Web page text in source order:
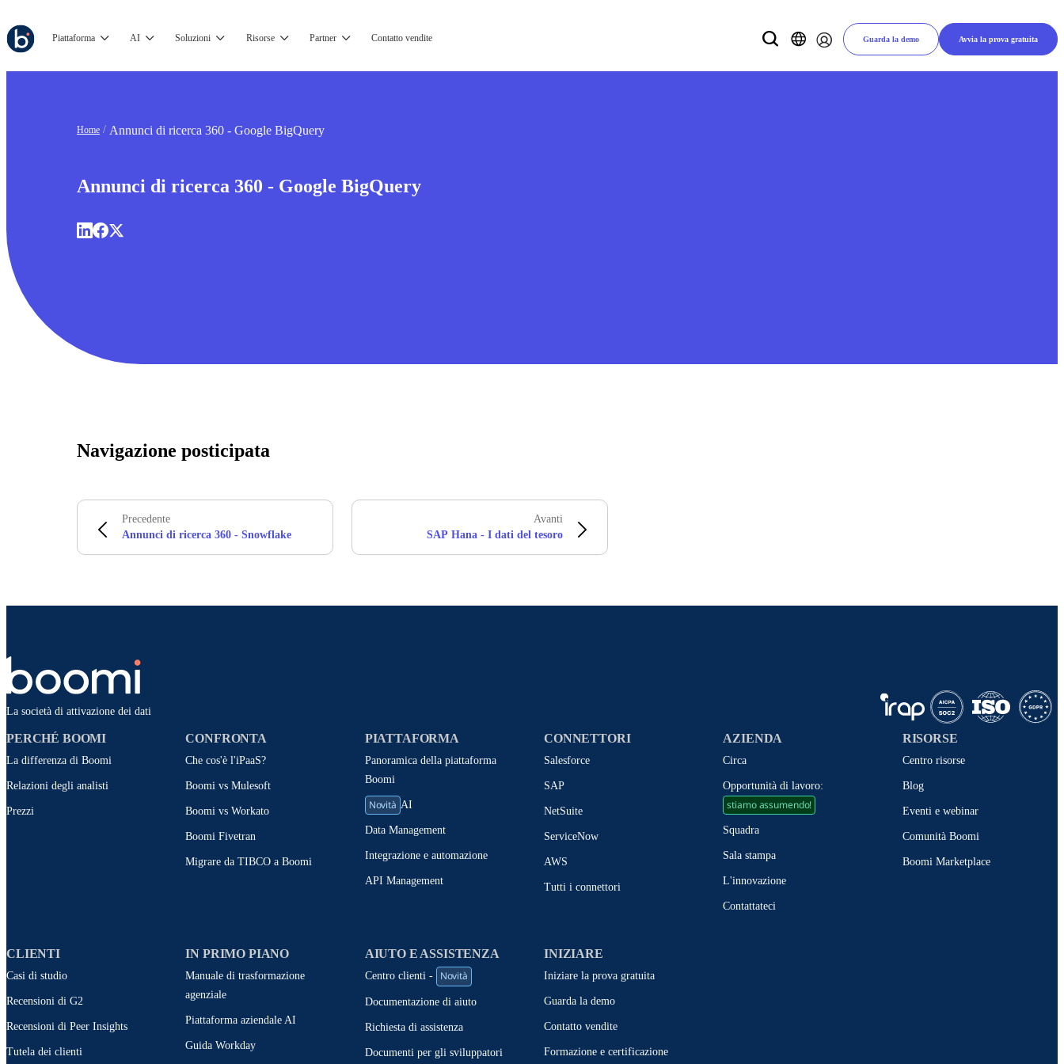
Piattaforma AI Soluzioni Risorse Partner Contatto vendite Guarda la demo Avvia la prova gratuita
Home Annunci di ricerca 360 - Google BigQuery
Annunci di ricerca 360 - Google BigQuery
Navigazione posticipata
Precedente
Annunci di ricerca 360 - Snowflake
Avanti
SAP Hana - I dati del tesoro
La società di attivazione dei dati
PERCHÉ BOOMI
La differenza di Boomi
Relazioni degli analisti
Prezzi
CONFRONTA
Che cos'è l'iPaaS?
Boomi vs Mulesoft
Boomi vs Workato
Boomi Fivetran
Migrare da TIBCO a Boomi
PIATTAFORMA
Panoramica della piattaforma
Boomi
Novità AI
Data Management
Integrazione e automazione
API Management
CONNETTORI
Salesforce
SAP
NetSuite
ServiceNow
AWS
Tutti i connettori
AZIENDA
Circa
Opportunità di lavoro:
stiamo assumendo!
Squadra
Sala stampa
L'innovazione
Contattateci
RISORSE
Centro risorse
Blog
Eventi e webinar
Comunità Boomi
Boomi Marketplace
CLIENTI
Casi di studio
Recensioni di G2
Recensioni di Peer Insights
Tutela dei clienti
IN PRIMO PIANO
Manuale di trasformazione
agenziale
Piattaforma aziendale AI
Guida Workday
AIUTO E ASSISTENZA
Centro clienti - Novità
Documentazione di aiuto
Richiesta di assistenza
Documenti per gli sviluppatori
INIZIARE
Iniziare la prova gratuita
Guarda la demo
Contatto vendite
Formazione e certificazione